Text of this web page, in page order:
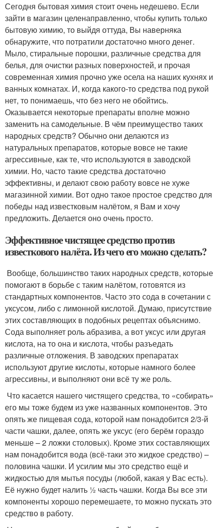
Сегодня бытовая химия стоит очень недешево. Если
зайти в магазин целенаправленно, чтобы купить только
бытовую химию, то выйдя оттуда, Вы наверняка
обнаружите, что потратили достаточно много денег.
Мыло, стиральные порошки, различные средства для
белья, для очистки разных поверхностей, и прочая
современная химия прочно уже осела на наших кухнях и
ванных комнатах. И, когда какого-то средства под рукой
нет, то понимаешь, что без него не обойтись.
Оказывается некоторые препараты вполне можно
заменить на самодельные. В чём преимущество таких
народных средств? Обычно они делаются из
натуральных препаратов, которые вовсе не такие
агрессивные, как те, что используются в заводской
химии. Но, часто такие средства достаточно
эффективны, и делают свою работу вовсе не хуже
магазинной химии. Вот одно такое простое средство для
победы над известковым налётом, я Вам и хочу
предложить. Делается оно очень просто.
Эффективное чистящее средство против
известкового налёта. Из чего его можно сделать?
Вообще, большинство таких народных средств, которые
помогают в борьбе с таким налётом, готовятся из
стандартных компонентов. Часто это сода в сочетании с
уксусом, либо с лимонной кислотой. Думаю, присутствие
этих составляющих в подобных рецептах объяснимо.
Сода выполняет роль абразива, а вот уксус или другая
кислота, на то она и кислота, чтобы разъедать
различные отложения. В заводских препаратах
используют другие кислоты, которые намного более
агрессивны, и выполняют они всё ту же роль.
Что касается нашего чистящего средства, то «собирать»
его мы тоже будем из уже названных компонентов. Это
опять же пищевая сода, которой нам понадобится 2/3-й
части чашки, далее, опять же уксус (его берём гораздо
меньше – 2 ложки столовых). Кроме этих составляющих
нам понадобится вода (всё-таки это жидкое средство) –
половина чашки. И усилим мы это средство ещё и
жидкостью для мытья посуды (любой, какая у Вас есть).
Её нужно будет налить ½ часть чашки. Когда Вы все эти
компоненты хорошо перемешаете, то можно пускать это
средство в работу.